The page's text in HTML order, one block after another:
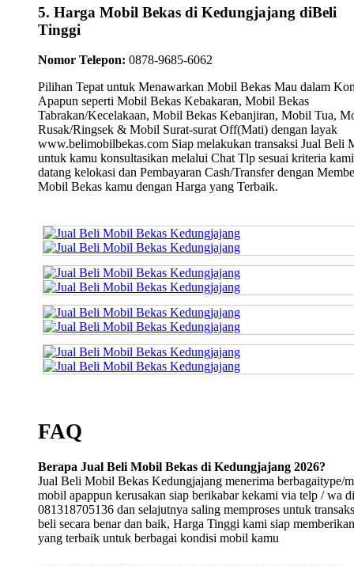
5. Harga Mobil Bekas di Kedungjajang diBeli
Tinggi
Nomor Telepon: 0878-9685-6062
Pilihan Tepat untuk Menawarkan Mobil Bekas Mau dalam
Apapun seperti Mobil Bekas Kebakaran, Mobil Bekas
Tabrakan/Kecelakaan, Mobil Bekas Kebanjiran, Mobil Tua,
Rusak/Ringsek & Mobil Surat-surat Off(Mati) dengan layak
www.belimobilbekas.com Siap melakukan transaksi Jual Beli
untuk kamu konsultasikan melalui Chat Tlp sesuai kriteria
datang kelokasi dan Pembayaran Cash/Transfer dengan
Mobil Bekas kamu dengan Harga yang Terbaik.
FAQ
Berapa Jual Beli Mobil Bekas di Kedungjajang 2026?
Jual Beli Mobil Bekas Kedungjajang menerima berbagaitype/
mobil apappun kerusakan siap berikabar kekami via telp / wa di
081318705136 dan selajutnya saling memproses untuk
beli secara benar dan baik, Harga Tinggi kami siap memberikan
yang terbaik untuk berbagai kondisi mobil kamu